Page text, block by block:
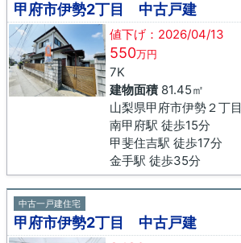
甲府市伊勢2丁目 中古戸建
値下げ：2026/04/13
550万円
7K
建物面積81.45㎡
山梨県甲府市伊勢２丁目
南甲府駅 徒歩15分
甲斐住吉駅 徒歩17分
金手駅 徒歩35分
中古一戸建住宅
甲府市伊勢2丁目 中古戸建